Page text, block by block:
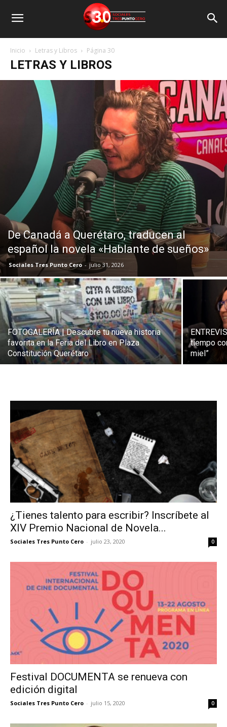
Inicio Letras y Libros Página 30
LETRAS Y LIBROS
De Canadá a Querétaro, traducen al
español la novela «Hablante de sueños»
Sociales Tres Punto Cero - julio 31, 2026
FOTOGALERÍA | Descubre tu nueva historia
favorita en la Feria del Libro en Plaza
Constitución Querétaro
tiempo
miel”
¿Tienes talento para escribir? Inscríbete al
XIV Premio Nacional de Novela...
Sociales Tres Punto Cero - julio 23, 2020 0
Festival DOCUMENTA se renueva con
edición digital‬
Sociales Tres Punto Cero - julio 15, 2020 0